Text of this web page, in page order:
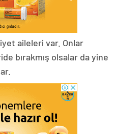
aileleri var. Onlar
bırakmış olsalar da yine